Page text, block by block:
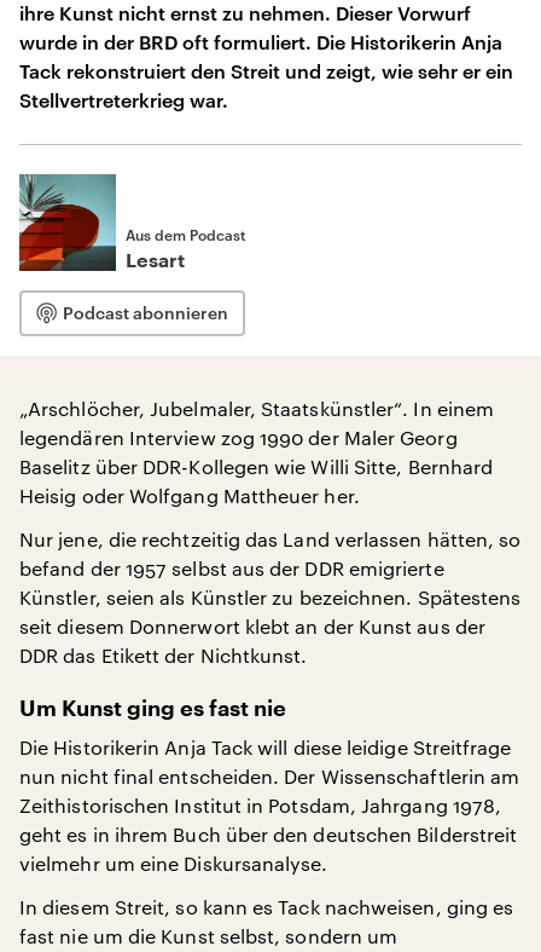
ihre Kunst nicht ernst zu nehmen. Dieser Vorwurf
wurde in der BRD oft formuliert. Die Historikerin Anja
Tack rekonstruiert den Streit und zeigt, wie sehr er ein
Stellvertreterkrieg war.
Aus dem Podcast
Lesart
Podcast abonnieren
„Arschlöcher, Jubelmaler, Staatskünstler“. In einem
legendären Interview zog 1990 der Maler Georg
Baselitz über DDR-Kollegen wie Willi Sitte, Bernhard
Heisig oder Wolfgang Mattheuer her.
Nur jene, die rechtzeitig das Land verlassen hätten, so
befand der 1957 selbst aus der DDR emigrierte
Künstler, seien als Künstler zu bezeichnen. Spätestens
seit diesem Donnerwort klebt an der Kunst aus der
DDR das Etikett der Nichtkunst.
Um Kunst ging es fast nie
Die Historikerin Anja Tack will diese leidige Streitfrage
nun nicht final entscheiden. Der Wissenschaftlerin am
Zeithistorischen Institut in Potsdam, Jahrgang 1978,
geht es in ihrem Buch über den deutschen Bilderstreit
vielmehr um eine Diskursanalyse.
In diesem Streit, so kann es Tack nachweisen, ging es
fast nie um die Kunst selbst, sondern um